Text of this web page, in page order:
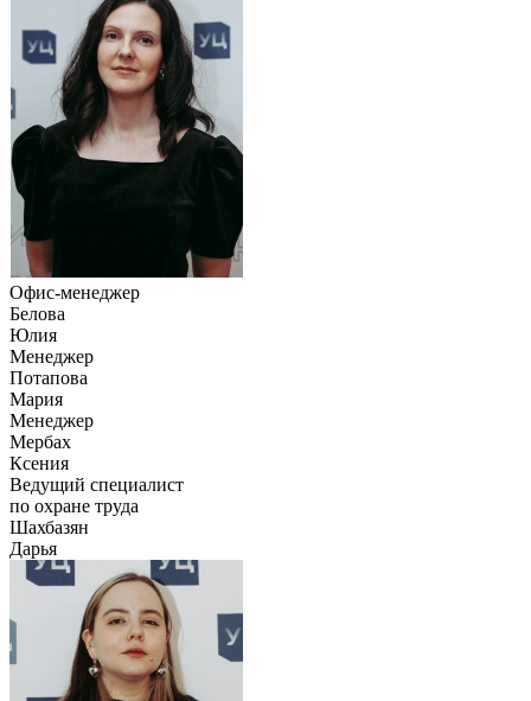
Офис-менеджер
Белова
Юлия
Менеджер
Потапова
Мария
Менеджер
Мербах
Ксения
Ведущий специалист
по охране труда
Шахбазян
Дарья